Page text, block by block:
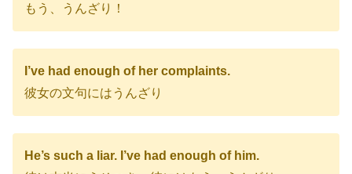
もう、うんざり！
I’ve had enough of her complaints.
彼女の文句にはうんざり
He’s such a liar. I’ve had enough of him.